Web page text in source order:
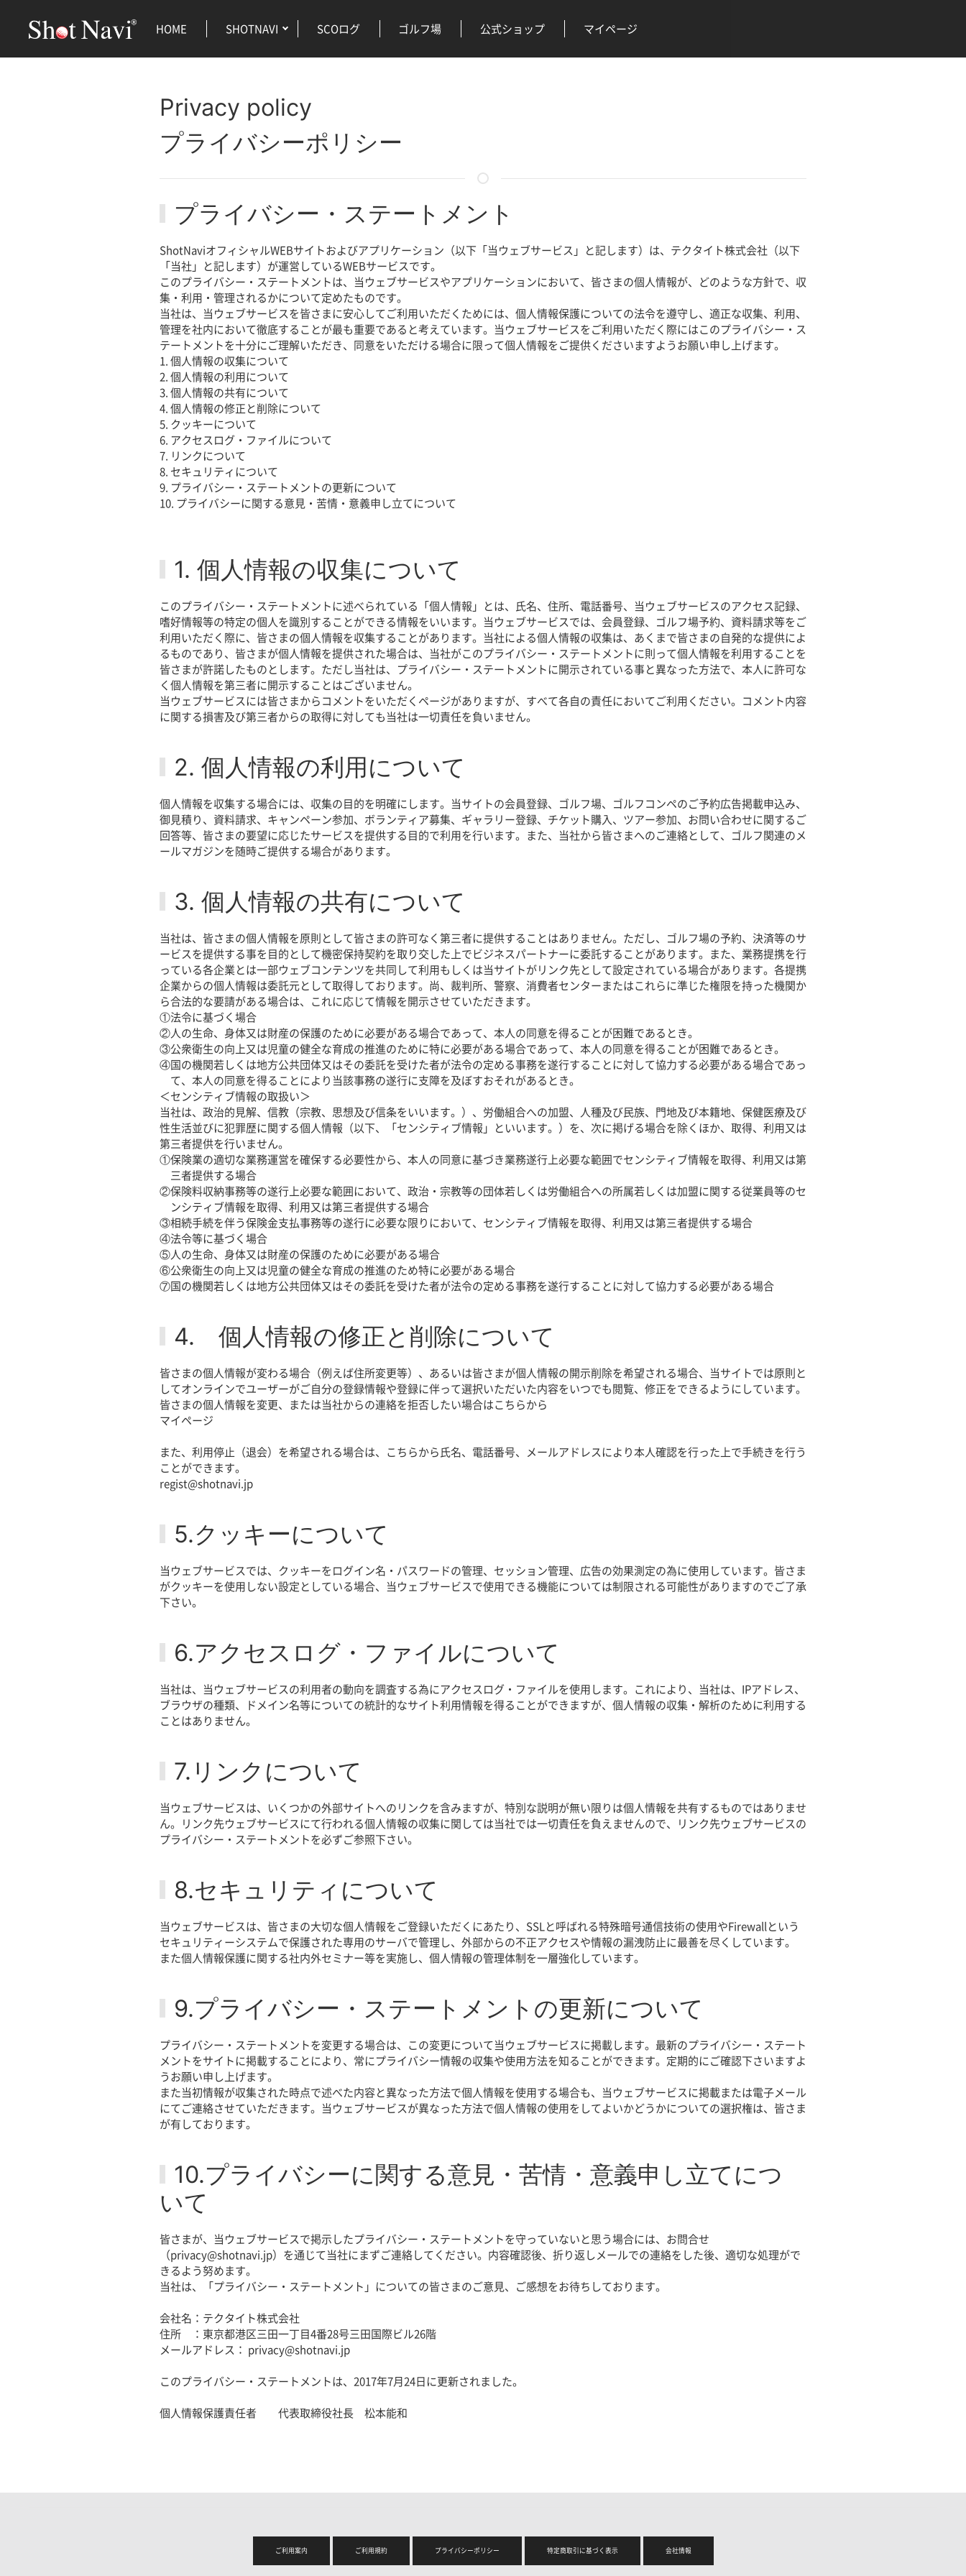
HOME SHOTNAVI SCOログ ゴルフ場 公式ショップ マイページ
Privacy policy
プライバシーポリシー
プライバシー・ステートメント
ShotNaviオフィシャルWEBサイトおよびアプリケーション（以下「当ウェブサービス」と記します）は、テクタイト株式会社（以下
「当社」と記します）が運営しているWEBサービスです。
このプライバシー・ステートメントは、当ウェブサービスやアプリケーションにおいて、皆さまの個人情報が、どのような方針で、収
集・利用・管理されるかについて定めたものです。
当社は、当ウェブサービスを皆さまに安心してご利用いただくためには、個人情報保護についての法令を遵守し、適正な収集、利用、
管理を社内において徹底することが最も重要であると考えています。当ウェブサービスをご利用いただく際にはこのプライバシー・ス
テートメントを十分にご理解いただき、同意をいただける場合に限って個人情報をご提供くださいますようお願い申し上げます。
1.個人情報の収集について
2.個人情報の利用について
3.個人情報の共有について
4.個人情報の修正と削除について
5. クッキーについて
6. アクセスログ・ファイルについて
7. リンクについて
8. セキュリティについて
9. プライバシー・ステートメントの更新について
10. プライバシーに関する意見・苦情・意義申し立てについて
1. 個人情報の収集について
このプライバシー・ステートメントに述べられている「個人情報」とは、氏名、住所、電話番号、当ウェブサービスのアクセス記録、
嗜好情報等の特定の個人を識別することができる情報をいいます。当ウェブサービスでは、会員登録、ゴルフ場予約、資料請求等をご
利用いただく際に、皆さまの個人情報を収集することがあります。当社による個人情報の収集は、あくまで皆さまの自発的な提供によ
るものであり、皆さまが個人情報を提供された場合は、当社がこのプライバシー・ステートメントに則って個人情報を利用することを
皆さまが許諾したものとします。ただし当社は、プライバシー・ステートメントに開示されている事と異なった方法で、本人に許可な
く個人情報を第三者に開示することはございません。
当ウェブサービスには皆さまからコメントをいただくページがありますが、すべて各自の責任においてご利用ください。コメント内容
に関する損害及び第三者からの取得に対しても当社は一切責任を負いません。
2. 個人情報の利用について
個人情報を収集する場合には、収集の目的を明確にします。当サイトの会員登録、ゴルフ場、ゴルフコンペのご予約広告掲載申込み、
御見積り、資料請求、キャンペーン参加、ボランティア募集、ギャラリー登録、チケット購入、ツアー参加、お問い合わせに関するご
回答等、皆さまの要望に応じたサービスを提供する目的で利用を行います。また、当社から皆さまへのご連絡として、ゴルフ関連のメ
ールマガジンを随時ご提供する場合があります。
3. 個人情報の共有について
当社は、皆さまの個人情報を原則として皆さまの許可なく第三者に提供することはありません。ただし、ゴルフ場の予約、決済等のサ
ービスを提供する事を目的として機密保持契約を取り交した上でビジネスパートナーに委託することがあります。また、業務提携を行
っている各企業とは一部ウェブコンテンツを共同して利用もしくは当サイトがリンク先として設定されている場合があります。各提携
企業からの個人情報は委託元として取得しております。尚、裁判所、警察、消費者センターまたはこれらに準じた権限を持った機関か
ら合法的な要請がある場合は、これに応じて情報を開示させていただきます。
①法令に基づく場合
②人の生命、身体又は財産の保護のために必要がある場合であって、本人の同意を得ることが困難であるとき。
③公衆衛生の向上又は児童の健全な育成の推進のために特に必要がある場合であって、本人の同意を得ることが困難であるとき。
④国の機関若しくは地方公共団体又はその委託を受けた者が法令の定める事務を遂行することに対して協力する必要がある場合であっ
て、本人の同意を得ることにより当該事務の遂行に支障を及ぼすおそれがあるとき。
＜センシティブ情報の取扱い＞
当社は、政治的見解、信教（宗教、思想及び信条をいいます。）、労働組合への加盟、人種及び民族、門地及び本籍地、保健医療及び
性生活並びに犯罪歴に関する個人情報（以下、「センシティブ情報」といいます。）を、次に掲げる場合を除くほか、取得、利用又は
第三者提供を行いません。
①保険業の適切な業務運営を確保する必要性から、本人の同意に基づき業務遂行上必要な範囲でセンシティブ情報を取得、利用又は第
三者提供する場合
②保険料収納事務等の遂行上必要な範囲において、政治・宗教等の団体若しくは労働組合への所属若しくは加盟に関する従業員等のセ
ンシティブ情報を取得、利用又は第三者提供する場合
③相続手続を伴う保険金支払事務等の遂行に必要な限りにおいて、センシティブ情報を取得、利用又は第三者提供する場合
④法令等に基づく場合
⑤人の生命、身体又は財産の保護のために必要がある場合
⑥公衆衛生の向上又は児童の健全な育成の推進のため特に必要がある場合
⑦国の機関若しくは地方公共団体又はその委託を受けた者が法令の定める事務を遂行することに対して協力する必要がある場合
4. 個人情報の修正と削除について
皆さまの個人情報が変わる場合（例えば住所変更等）、あるいは皆さまが個人情報の開示削除を希望される場合、当サイトでは原則と
してオンラインでユーザーがご自分の登録情報や登録に伴って選択いただいた内容をいつでも閲覧、修正をできるようにしています。
皆さまの個人情報を変更、または当社からの連絡を拒否したい場合はこちらから
マイページ
また、利用停止（退会）を希望される場合は、こちらから氏名、電話番号、メールアドレスにより本人確認を行った上で手続きを行う
ことができます。
regist@shotnavi.jp
5.クッキーについて
当ウェブサービスでは、クッキーをログイン名・パスワードの管理、セッション管理、広告の効果測定の為に使用しています。皆さま
がクッキーを使用しない設定としている場合、当ウェブサービスで使用できる機能については制限される可能性がありますのでご了承
下さい。
6.アクセスログ・ファイルについて
当社は、当ウェブサービスの利用者の動向を調査する為にアクセスログ・ファイルを使用します。これにより、当社は、IPアドレス、
ブラウザの種類、ドメイン名等についての統計的なサイト利用情報を得ることができますが、個人情報の収集・解析のために利用する
ことはありません。
7.リンクについて
当ウェブサービスは、いくつかの外部サイトへのリンクを含みますが、特別な説明が無い限りは個人情報を共有するものではありませ
ん。リンク先ウェブサービスにて行われる個人情報の収集に関しては当社では一切責任を負えませんので、リンク先ウェブサービスの
プライバシー・ステートメントを必ずご参照下さい。
8.セキュリティについて
当ウェブサービスは、皆さまの大切な個人情報をご登録いただくにあたり、SSLと呼ばれる特殊暗号通信技術の使用やFirewallという
セキュリティーシステムで保護された専用のサーバで管理し、外部からの不正アクセスや情報の漏洩防止に最善を尽くしています。
また個人情報保護に関する社内外セミナー等を実施し、個人情報の管理体制を一層強化しています。
9.プライバシー・ステートメントの更新について
プライバシー・ステートメントを変更する場合は、この変更について当ウェブサービスに掲載します。最新のプライバシー・ステート
メントをサイトに掲載することにより、常にプライバシー情報の収集や使用方法を知ることができます。定期的にご確認下さいますよ
うお願い申し上げます。
また当初情報が収集された時点で述べた内容と異なった方法で個人情報を使用する場合も、当ウェブサービスに掲載または電子メール
にてご連絡させていただきます。当ウェブサービスが異なった方法で個人情報の使用をしてよいかどうかについての選択権は、皆さま
が有しております。
10.プライバシーに関する意見・苦情・意義申し立てにつ
いて
皆さまが、当ウェブサービスで掲示したプライバシー・ステートメントを守っていないと思う場合には、お問合せ
（privacy@shotnavi.jp）を通じて当社にまずご連絡してください。内容確認後、折り返しメールでの連絡をした後、適切な処理がで
きるよう努めます。
当社は、「プライバシー・ステートメント」についての皆さまのご意見、ご感想をお待ちしております。
会社名：テクタイト株式会社
住所 ：東京都港区三田一丁目4番28号三田国際ビル26階
メールアドレス： privacy@shotnavi.jp
このプライバシー・ステートメントは、2017年7月24日に更新されました。
個人情報保護責任者 代表取締役社長 松本能和
ご利用案内 ご利用規約 プライバシーポリシー 特定商取引に基づく表示 会社情報